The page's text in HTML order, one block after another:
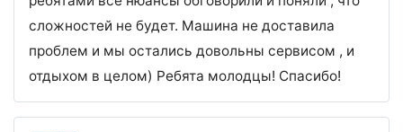
сложностей не будет. Машина не доставила
проблем и мы остались довольны сервисом , и
отдыхом в целом) Ребята молодцы! Спасибо!